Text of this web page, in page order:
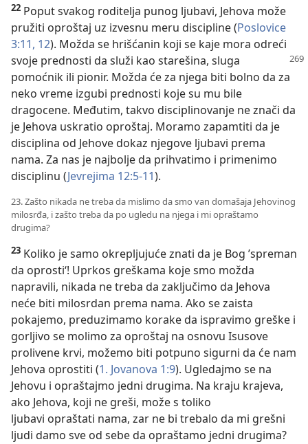
22 Poput svakog roditelja punog ljubavi, Jehova može
pružiti oproštaj uz izvesnu meru discipline (Poslovice
3:11, 12). Možda se hrišćanin koji se kaje mora odreći
svoje prednosti da služi kao starešina, sluga
pomoćnik ili pionir. Možda će za njega biti bolno da za
neko vreme izgubi prednosti koje su mu bile
dragocene. Međutim, takvo disciplinovanje ne znači da
je Jehova uskratio oproštaj. Moramo zapamtiti da je
disciplina od Jehove dokaz njegove ljubavi prema
nama. Za nas je najbolje da prihvatimo i primenimo
disciplinu (Jevrejima 12:5-11).
23. Zašto nikada ne treba da mislimo da smo van domašaja Jehovinog
milosrđa, i zašto treba da po ugledu na njega i mi opraštamo
drugima?
23 Koliko je samo okrepljujuće znati da je Bog ’spreman
da oprosti‘! Uprkos greškama koje smo možda
napravili, nikada ne treba da zaključimo da Jehova
neće biti milosrdan prema nama. Ako se zaista
pokajemo, preduzimamo korake da ispravimo greške i
gorljivo se molimo za oproštaj na osnovu Isusove
prolivene krvi, možemo biti potpuno sigurni da će nam
Jehova oprostiti (1. Jovanova 1:9). Ugledajmo se na
Jehovu i opraštajmo jedni drugima. Na kraju krajeva,
ako Jehova, koji ne greši, može s toliko
ljubavi opraštati nama, zar ne bi trebalo da mi grešni
ljudi damo sve od sebe da opraštamo jedni drugima?